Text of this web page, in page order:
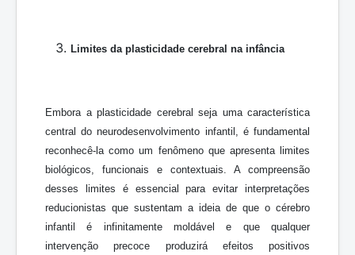
Limites da plasticidade cerebral na infância
Embora a plasticidade cerebral seja uma característica
central do neurodesenvolvimento infantil, é fundamental
reconhecê-la como um fenômeno que apresenta limites
biológicos, funcionais e contextuais. A compreensão
desses limites é essencial para evitar interpretações
reducionistas que sustentam a ideia de que o cérebro
infantil é infinitamente moldável e que qualquer
intervenção precoce produzirá efeitos positivos